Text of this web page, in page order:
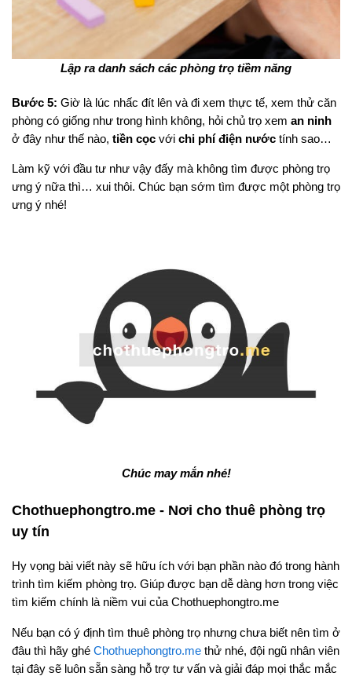
Lập ra danh sách các phòng trọ tiềm năng
Bước 5: Giờ là lúc nhấc đít lên và đi xem thực tế, xem thử căn
phòng có giống như trong hình không, hỏi chủ trọ xem an ninh
ở đây như thế nào, tiền cọc với chi phí điện nước tính sao…
Làm kỹ với đầu tư như vậy đấy mà không tìm được phòng trọ
ưng ý nữa thì… xui thôi. Chúc bạn sớm tìm được một phòng trọ
ưng ý nhé!
Chúc may mắn nhé!
Chothuephongtro.me - Nơi cho thuê phòng trọ
uy tín
Hy vọng bài viết này sẽ hữu ích với bạn phần nào đó trong hành
trình tìm kiếm phòng trọ. Giúp được bạn dễ dàng hơn trong việc
tìm kiếm chính là niềm vui của Chothuephongtro.me
Nếu bạn có ý định tìm thuê phòng trọ nhưng chưa biết nên tìm ở
đâu thì hãy ghé Chothuephongtro.me thử nhé, đội ngũ nhân viên
tại đây sẽ luôn sẵn sàng hỗ trợ tư vấn và giải đáp mọi thắc mắc